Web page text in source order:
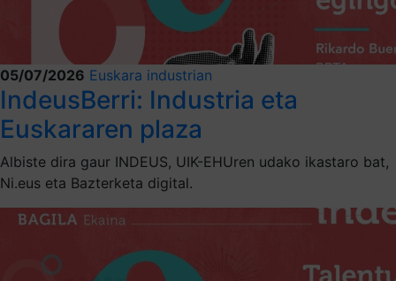
05/07/2026 Euskara industrian
IndeusBerri: Industria eta
Euskararen plaza
Albiste dira gaur INDEUS, UIK-EHUren udako ikastaro bat,
Ni.eus eta Bazterketa digital.